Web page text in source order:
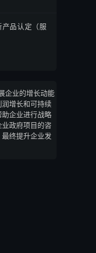
品认定（服
企业的增长动能
增长和可持续
企业进行战略
政府项目的咨
终提升企业发